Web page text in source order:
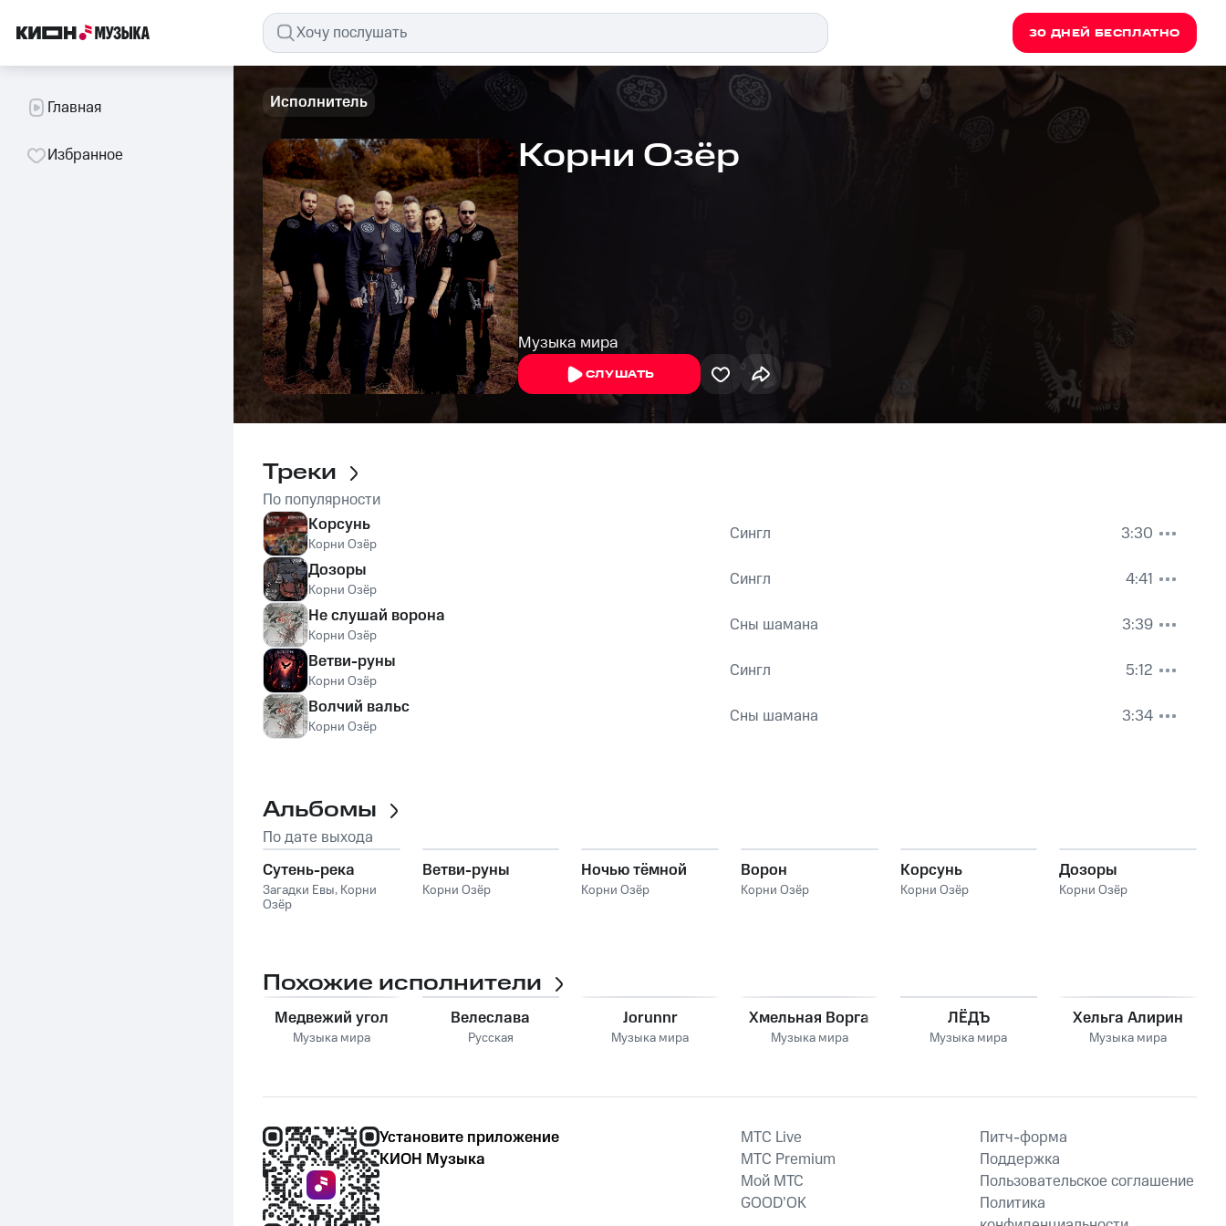
30 ДНЕЙ БЕСПЛАТНО
Главная
Избранное
Исполнитель
Корни Озёр
Музыка мира
СЛУШАТЬ
Треки
По популярности
Корсунь
Корни Озёр Сингл
3:30
Дозоры
Корни Озёр Сингл
4:41
Не слушай ворона
Корни Озёр Сны шамана
3:39
Ветви-руны
Корни Озёр Сингл
5:12
Волчий вальс
Корни Озёр Сны шамана 3:34
Альбомы
По дате выхода
Сутень-река
Загадки Евы, Корни
Озёр
Ветви-руны
Корни Озёр
Ночью тёмной
Корни Озёр
Ворон
Корни Озёр
Корсунь
Корни Озёр
Дозоры
Корни Озёр
Похожие исполнители
Медвежий угол
Музыка мира
Велеслава
Русская
Jorunnr
Музыка мира
Хмельная Ворга
Музыка мира
ЛЁДЪ
Музыка мира
Хельга Алирин
Музыка мира
Установите приложение
КИОН Музыка
MTС Live
MTС Premium
Мой МТС
GOOD’OK
Питч-форма
Поддержка
Пользовательское соглашение
Политика